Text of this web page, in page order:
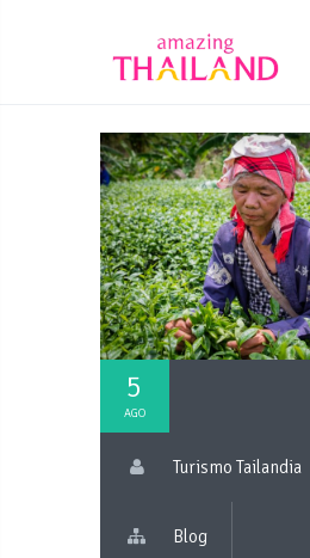
5
AGO
Turismo Tailandia
Blog